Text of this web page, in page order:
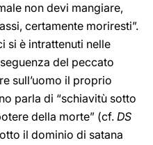
non devi mangiare,
certamente moriresti”.
si è intrattenuti nelle
del peccato
sull’uomo il proprio
parla di “schiavitù sotto
della morte” (cf. DS
il dominio di satana